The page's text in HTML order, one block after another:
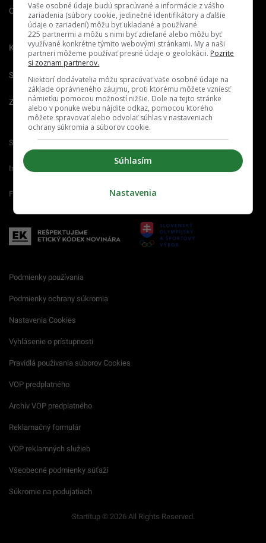
O nás Redakcia
Nahlásiť
chybu
Kariéra
Spravovať notifikácie
Zrušiť predplatné
Startitup.sk Fontech.sk Odzadu.sk
Interez.sk
Femm.sk
Podmienky používania
Podmienky ochrany súkromia
Nastavenia Cookies
Vyhlásenie o prístupnosti
Pravidlá používania súborov Cookies
VOP predplatného
Archív VOP predplatného
Reklamačný formulár
VOP reklamných služieb
Všeobecné podmienky súťaží
Súkromie na podujatiach
Startitup © 2026 All Rights Reserved.
Vaše osobné údaje budú spracúvané a informácie z vášho
zariadenia (súbory cookie, jedinečné identifikátory a ďalšie
údaje o zariadení) môžu byť ukladané a používané
225 partnermi a môžu s nimi byť zdieľané alebo môžu byť
využívané konkrétne týmito webovými stránkami. My a naši
partneri môžeme používať presné údaje o geolokácii. Pozrite
si zoznam partnerov.
Niektorí dodávatelia môžu spracúvať vaše osobné údaje na
základe oprávneného záujmu, proti ktorému môžete vzniesť
námietku pomocou možností nižšie. Dole na tejto stránke
alebo v ponuke webu nájdite odkaz, pomocou ktorého
môžete spravovať alebo odvolať súhlas v nastaveniach
ochrany súkromia a súborov cookie.
Súhlasím
Nastavenia